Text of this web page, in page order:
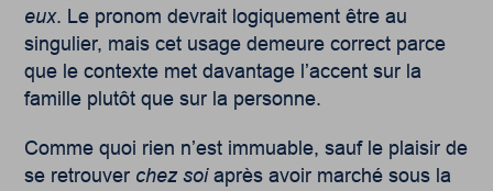
eux. Le pronom devrait logiquement être au
singulier, mais cet usage demeure correct parce
que le contexte met davantage l’accent sur la
famille plutôt que sur la personne.
Comme quoi rien n’est immuable, sauf le plaisir de
se retrouver chez soiaprès avoir marché sous la